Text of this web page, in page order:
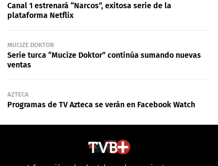
Canal 1 estrenará “Narcos”, exitosa serie de la
plataforma Netflix
MUCIZE DOKTOR
Serie turca “Mucize Doktor” continúa sumando nuevas
ventas
AZTECA
Programas de TV Azteca se verán en Facebook Watch